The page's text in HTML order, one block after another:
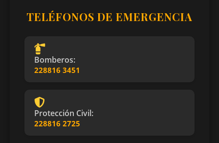
TELÉFONOS DE EMERGENCIA
Bomberos:
228816 3451
Protección Civil:
228816 2725